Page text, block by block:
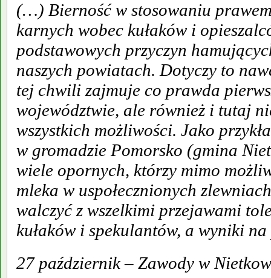
(…) Bierność w stosowaniu
karnych wobec kułaków i
podstawowych przyczyn
naszych powiatach. Dotyczy to
tej chwili zajmuje co prawda
województwie, ale również i tutaj
wszystkich możliwości. Jako
w gromadzie Pomorsko (gmina
wiele opornych, którzy mimo
mleka w uspołecznionych
walczyć z wszelkimi przejawami
kułaków i spekulantów, a wyniki
27 październik – Zawody w